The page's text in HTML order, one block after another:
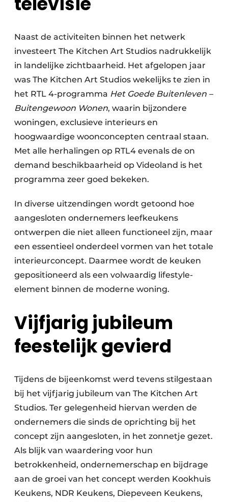
Naast de activiteiten binnen het netwerk
investeert The Kitchen Art Studios nadrukkelijk
in landelijke zichtbaarheid. Het afgelopen jaar
was The Kitchen Art Studios wekelijks te zien in
het RTL 4-programma Het Goede Buitenleven –
Buitengewoon Wonen, waarin bijzondere
woningen, exclusieve interieurs en
hoogwaardige woonconcepten centraal staan.
Met alle herhalingen op RTL4 evenals de on
demand beschikbaarheid op Videoland is het
programma zeer goed bekeken.
In diverse uitzendingen wordt getoond hoe
aangesloten ondernemers leefkeukens
ontwerpen die niet alleen functioneel zijn, maar
een essentieel onderdeel vormen van het totale
interieurconcept. Daarmee wordt de keuken
gepositioneerd als een volwaardig lifestyle-
element binnen de moderne woning.
Vijfjarig jubileum
feestelijk gevierd
Tijdens de bijeenkomst werd tevens stilgestaan
bij het vijfjarig jubileum van The Kitchen Art
Studios. Ter gelegenheid hiervan werden de
ondernemers die sinds de oprichting bij het
concept zijn aangesloten, in het zonnetje gezet.
Als blijk van waardering voor hun
betrokkenheid, ondernemerschap en bijdrage
aan de groei van het concept werden Kookhuis
Keukens, NDR Keukens, Diepeveen Keukens,